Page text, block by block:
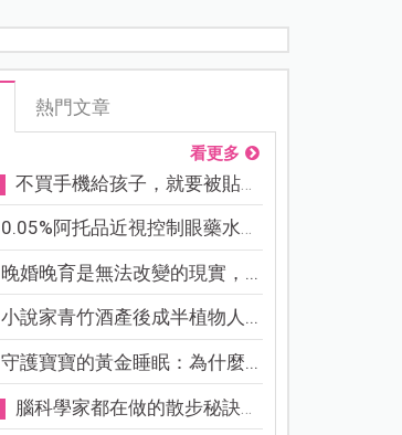
熱門文章
看更多
不買手機給孩子，就要被貼「...
0.05%阿托品近視控制眼藥水納...
晚婚晚育是無法改變的現實，...
小說家青竹酒產後成半植物人...
守護寶寶的黃金睡眠：為什麼...
腦科學家都在做的散步秘訣！...